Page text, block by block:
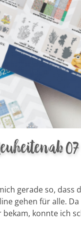
ab
gerade so, dass
gehen für alle.
konnte ich